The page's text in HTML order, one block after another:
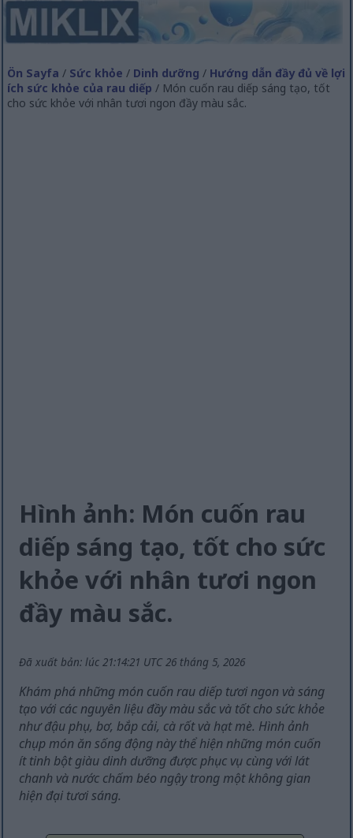
Ön Sayfa / Sức khỏe / Dinh dưỡng / Hướng dẫn đầy đủ về lợi
ích sức khỏe của rau diếp / Món cuốn rau diếp sáng tạo, tốt
cho sức khỏe với nhân tươi ngon đầy màu sắc.
Hình ảnh: Món cuốn rau
diếp sáng tạo, tốt cho sức
khỏe với nhân tươi ngon
đầy màu sắc.
Đã xuất bản: lúc 21:14:21 UTC 26 tháng 5, 2026
Khám phá những món cuốn rau diếp tươi ngon và sáng
tạo với các nguyên liệu đầy màu sắc và tốt cho sức khỏe
như đậu phụ, bơ, bắp cải, cà rốt và hạt mè. Hình ảnh
chụp món ăn sống động này thể hiện những món cuốn
ít tinh bột giàu dinh dưỡng được phục vụ cùng với lát
chanh và nước chấm béo ngậy trong một không gian
hiện đại tươi sáng.